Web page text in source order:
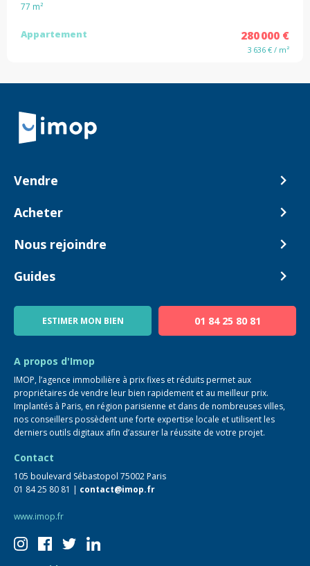
77 m²
Appartement 280 000 €
3 636 € / m²
Retour à la navigation principale
Vendre
Comment ça marche ?
Acheter
Biens en vente
Nous rejoindre
Devenir Conseiller
Guides
Blog
ESTIMER MON BIEN 01 84 25 80 81
A propos d'Imop
IMOP, l’agence immobilière à prix fixes et réduits permet aux
propriétaires de vendre leur bien rapidement et au meilleur prix.
Implantés à Paris, en région parisienne et dans de nombreuses villes,
nos conseillers possèdent une forte expertise locale et utilisent les
derniers outils digitaux afin d’assurer la réussite de votre projet.
Contact
105 boulevard Sébastopol 75002 Paris
01 84 25 80 81 | contact@imop.fr
www.imop.fr